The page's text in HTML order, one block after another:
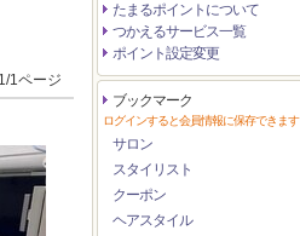
1ページ
たまるポイントについて
つかえるサービス一覧
ポイント設定変更
ブックマーク
ログインすると会員情報に保存できます
サロン
スタイリスト
クーポン
ヘアスタイル